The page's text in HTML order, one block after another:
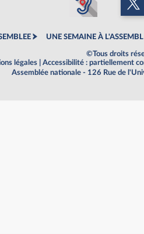
UNE SEMAINE À
©Tous droits
légales
Accessibilité : partiellement
Assemblée nationale - 126 Rue de